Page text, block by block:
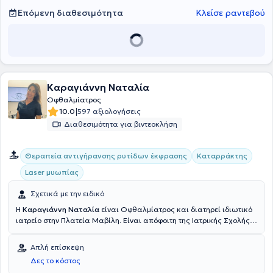
Επόμενη διαθεσιμότητα Κλείσε ραντεβού
Καραγιάννη Ναταλία
Οφθαλμίατρος
10.0|597 αξιολογήσεις
Διαθεσιμότητα για βιντεοκλήση
Θεραπεία αντιγήρανσης ρυτίδων έκφρασης
Καταρράκτης
Laser μυωπίας
Σχετικά με την ειδικό
Η Καραγιάννη Ναταλία είναι Οφθαλμίατρος και διατηρεί ιδιωτικό
ιατρείο στην Πλατεία Μαβίλη. Είναι απόφοιτη της Ιατρικής Σχολής
ειδικευθεί στην Οφθαλμολογία στο Weill Cornell Medical College
της Νέας Υόρκης - New York Presbyterian Hospital,στην
Πανεπιστημιακή Οφθαλμολογική κλινική του Αττικού Νοσοκομείου
Απλή επίσκεψη
Δες το κόστος